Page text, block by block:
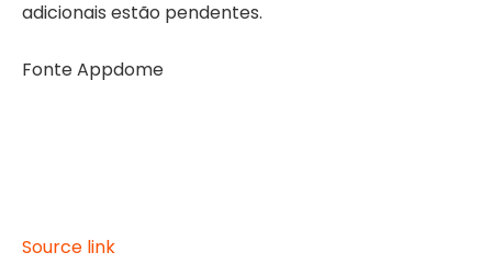
adicionais estão pendentes.
Fonte Appdome
Source link